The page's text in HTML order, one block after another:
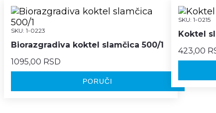
SKU: 1-0223
Biorazgradiva koktel slamčica 500/1
1095,00 RSD
PORUČI
SKU: 1-0215
Koktel
423,00